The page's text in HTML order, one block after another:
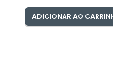
ADICIONAR AO